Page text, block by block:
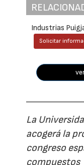
Industrias
Solicitar
La
acogerá la
congreso
compuestos